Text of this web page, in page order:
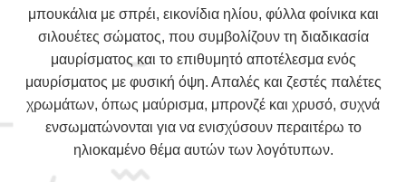
μπουκάλια με σπρέι, εικονίδια ηλίου, φύλλα φοίνικα και
σιλουέτες σώματος, που συμβολίζουν τη διαδικασία
μαυρίσματος και το επιθυμητό αποτέλεσμα ενός
μαυρίσματος με φυσική όψη. Απαλές και ζεστές παλέτες
χρωμάτων, όπως μαύρισμα, μπρονζέ και χρυσό, συχνά
ενσωματώνονται για να ενισχύσουν περαιτέρω το
ηλιοκαμένο θέμα αυτών των λογότυπων.